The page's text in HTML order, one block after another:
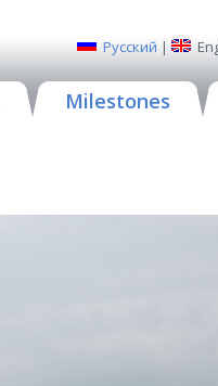
Русский |
Milestones